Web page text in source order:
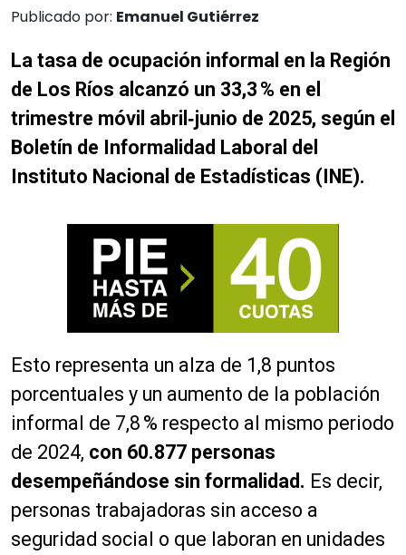
Publicado por: Emanuel Gutiérrez
La tasa de ocupación informal en la Región
de Los Ríos alcanzó un 33,3 % en el
trimestre móvil abril‑junio de 2025, según el
Boletín de Informalidad Laboral del
Instituto Nacional de Estadísticas (INE).
Esto representa un alza de 1,8 puntos
porcentuales y un aumento de la población
informal de 7,8 % respecto al mismo periodo
de 2024, con 60.877 personas
desempeñándose sin formalidad. Es decir,
personas trabajadoras sin acceso a
seguridad social o que laboran en unidades